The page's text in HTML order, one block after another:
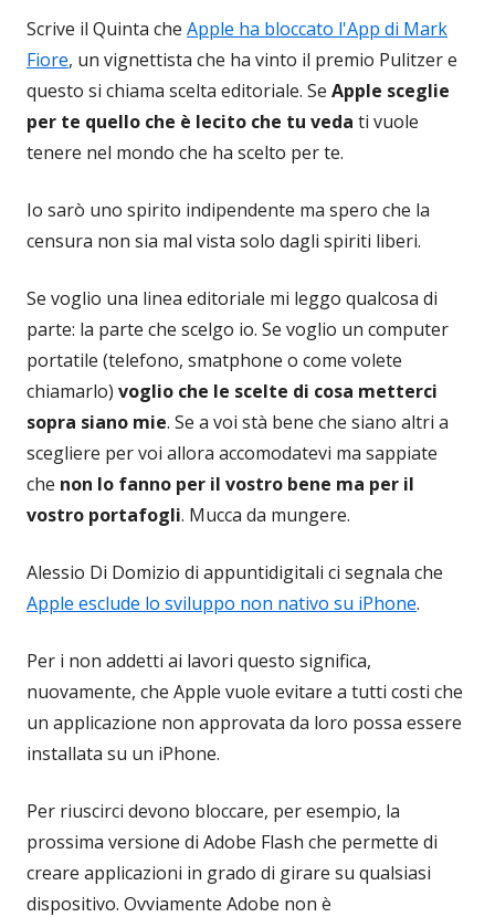
Scrive il Quinta che Apple ha bloccato l'App di Mark
Fiore, un vignettista che ha vinto il premio Pulitzer e
questo si chiama scelta editoriale. Se Apple sceglie
per te quello che è lecito che tu veda ti vuole
tenere nel mondo che ha scelto per te.
Io sarò uno spirito indipendente ma spero che la
censura non sia mal vista solo dagli spiriti liberi.
Se voglio una linea editoriale mi leggo qualcosa di
parte: la parte che scelgo io. Se voglio un computer
portatile (telefono, smatphone o come volete
chiamarlo) voglio che le scelte di cosa metterci
sopra siano mie. Se a voi stà bene che siano altri a
scegliere per voi allora accomodatevi ma sappiate
che non lo fanno per il vostro bene ma per il
vostro portafogli. Mucca da mungere.
Alessio Di Domizio di appuntidigitali ci segnala che
Apple esclude lo sviluppo non nativo su iPhone.
Per i non addetti ai lavori questo significa,
nuovamente, che Apple vuole evitare a tutti costi che
un applicazione non approvata da loro possa essere
installata su un iPhone.
Per riuscirci devono bloccare, per esempio, la
prossima versione di Adobe Flash che permette di
creare applicazioni in grado di girare su qualsiasi
dispositivo. Ovviamente Adobe non è